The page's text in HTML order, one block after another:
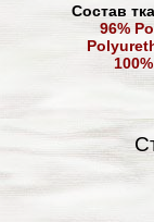
Состав
96%